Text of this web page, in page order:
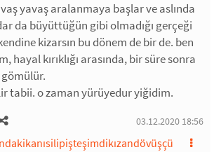
yavaş aralanmaya başlar ve aslında
da büyüttüğün gibi olmadığı gerçeği
kizarsın bu dönem de bir de. ben
hayal kırıklığı arasında, bir süre sonra
tabii. o zaman yürüyedur yiğidim.
03.12.2020 18:56